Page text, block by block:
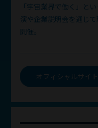
「宇宙業界で働く」と
演や企業説明会を通じ
開催。
オフィシャルサイ